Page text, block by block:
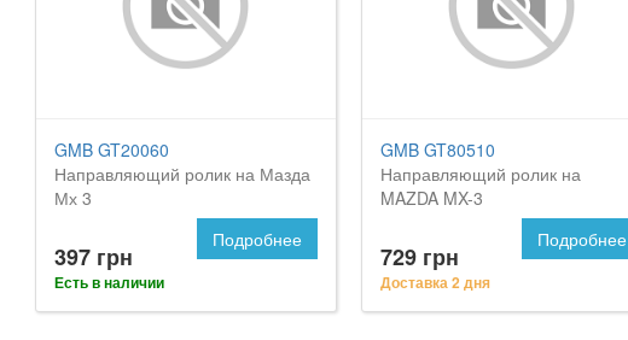
GMB GT20060
Направляющий ролик на Мазда
Мх 3
397 грн
Есть в наличии
Подробнее
GMB GT80510
Направляющий ролик на
MAZDA MX-3
729 грн
Доставка 2 дня
Подробнее